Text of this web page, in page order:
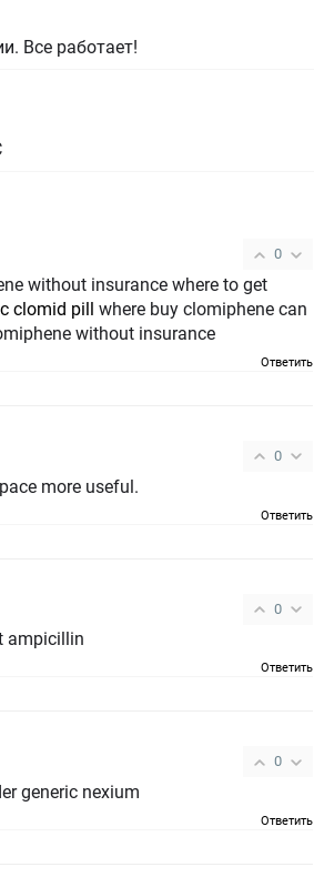
Все работает!
0
without insurance where to get
clomid pill where buy clomiphene can
without insurance
Ответить
0
more useful.
Ответить
0
ampicillin
Ответить
0
generic nexium
Ответить